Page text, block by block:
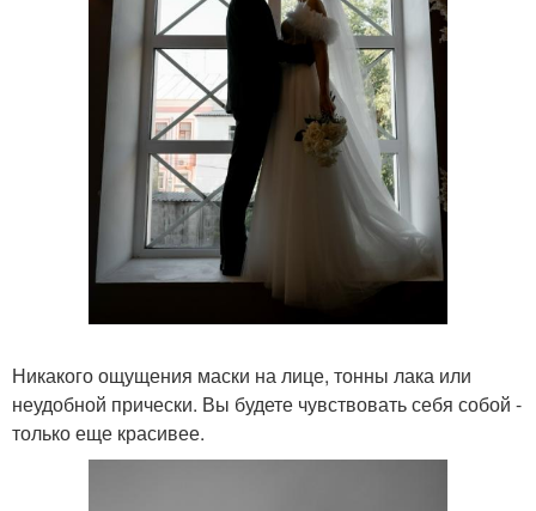
Никакого ощущения маски на лице, тонны лака или
неудобной прически. Вы будете чувствовать себя собой -
только еще красивее.